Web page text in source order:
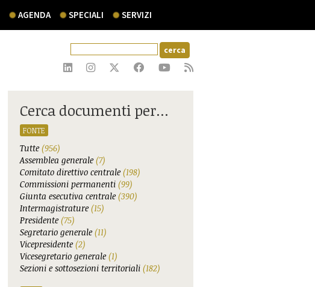
AGENDA SPECIALI SERVIZI
Cerca documenti per...
FONTE
Tutte(956)
Assemblea generale(7)
Comitato direttivo centrale(198)
Commissioni permanenti (99)
Giunta esecutiva centrale(390)
Intermagistrature(15)
Presidente(75)
Segretario generale(11)
Vicepresidente(2)
Vicesegretario generale(1)
Sezioni e sottosezioni territoriali (182)